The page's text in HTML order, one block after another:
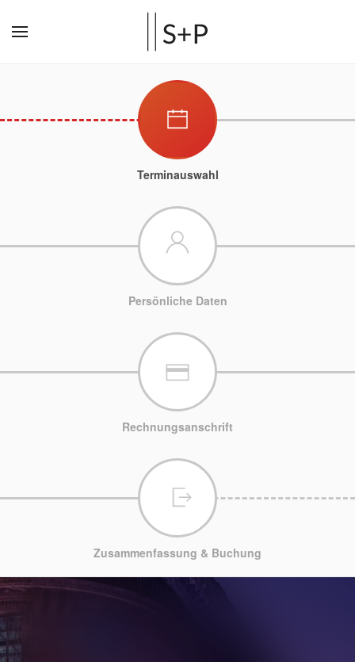
Terminauswahl
Persönliche Daten
Rechnungsanschrift
Zusammenfassung & Buchung